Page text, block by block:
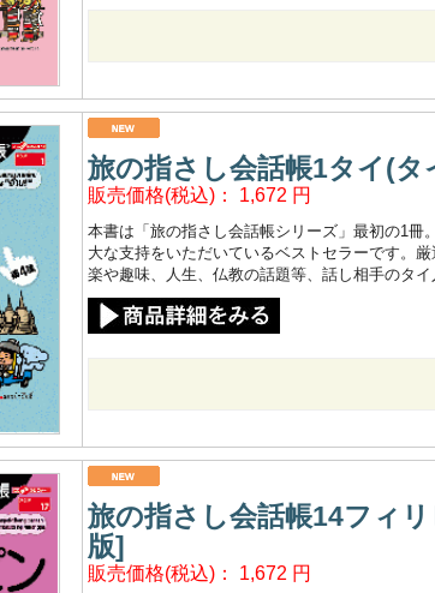
旅の指さし会話帳1タイ(タ
販売価格(税込)： 1,672 円
本書は「旅の指さし会話帳シリーズ」最初の1冊
大な支持をいただいているベストセラーです。
楽や趣味、人生、仏教の話題等、話し相手のタ
旅の指さし会話帳14フィ
版]
販売価格(税込)： 1,672 円